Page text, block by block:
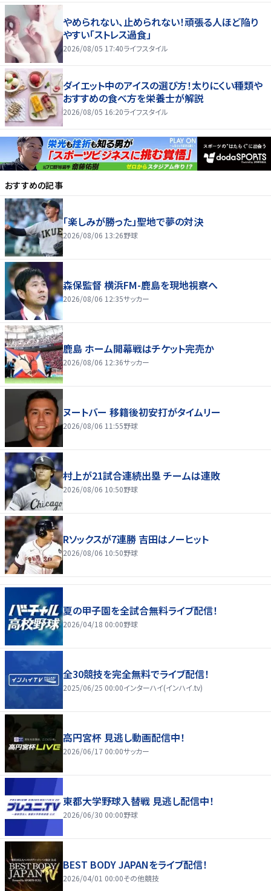
やめられない、止められない！頑張る人ほど陥り
やすい「ストレス過食」
2026/08/05 17:40ライフスタイル
ダイエット中のアイスの選び方！太りにくい種類や
おすすめの食べ方を栄養士が解説
2026/08/05 16:20ライフスタイル
おすすめの記事
「楽しみが勝った」聖地で夢の対決
2026/08/06 13:26野球
森保監督 横浜FM-鹿島を現地視察へ
2026/08/06 12:35サッカー
鹿島 ホーム開幕戦はチケット完売か
2026/08/06 12:36サッカー
ヌートバー 移籍後初安打がタイムリー
2026/08/06 11:55野球
村上が21試合連続出塁 チームは連敗
2026/08/06 10:50野球
Rソックスが7連勝 吉田はノーヒット
2026/08/06 10:50野球
夏の甲子園を全試合無料ライブ配信！
2026/04/18 00:00野球
全30競技を完全無料でライブ配信！
2025/06/25 00:00インターハイ(インハイ.tv)
高円宮杯 見逃し動画配信中！
2026/06/17 00:00サッカー
東都大学野球入替戦 見逃し配信中！
2026/06/30 00:00野球
BEST BODY JAPANをライブ配信！
2026/04/01 00:00その他競技